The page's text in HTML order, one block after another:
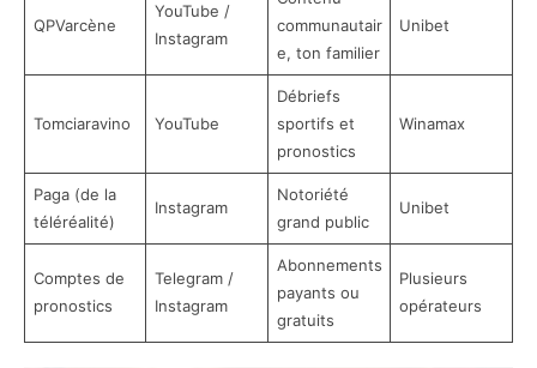
QPVarcène
YouTube /
Instagram
communautair
e, ton familier
Unibet
Tomciaravino YouTube
Débriefs
sportifs et
pronostics
Winamax
Paga (de la
téléréalité)
Instagram
Notoriété
grand public
Unibet
Comptes de
pronostics
Telegram /
Instagram
Abonnements
payants ou
gratuits
Plusieurs
opérateurs